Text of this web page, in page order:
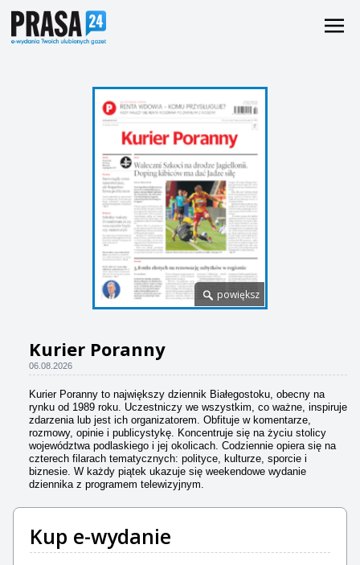
powiększ
Kurier Poranny
06.08.2026
Kurier Poranny to największy dziennik Białegostoku, obecny na
rynku od 1989 roku. Uczestniczy we wszystkim, co ważne, inspiruje
zdarzenia lub jest ich organizatorem. Obfituje w komentarze,
rozmowy, opinie i publicystykę. Koncentruje się na życiu stolicy
województwa podlaskiego i jej okolicach. Codziennie opiera się na
czterech filarach tematycznych: polityce, kulturze, sporcie i
biznesie. W każdy piątek ukazuje się weekendowe wydanie
dziennika z programem telewizyjnym.
Kup e-wydanie